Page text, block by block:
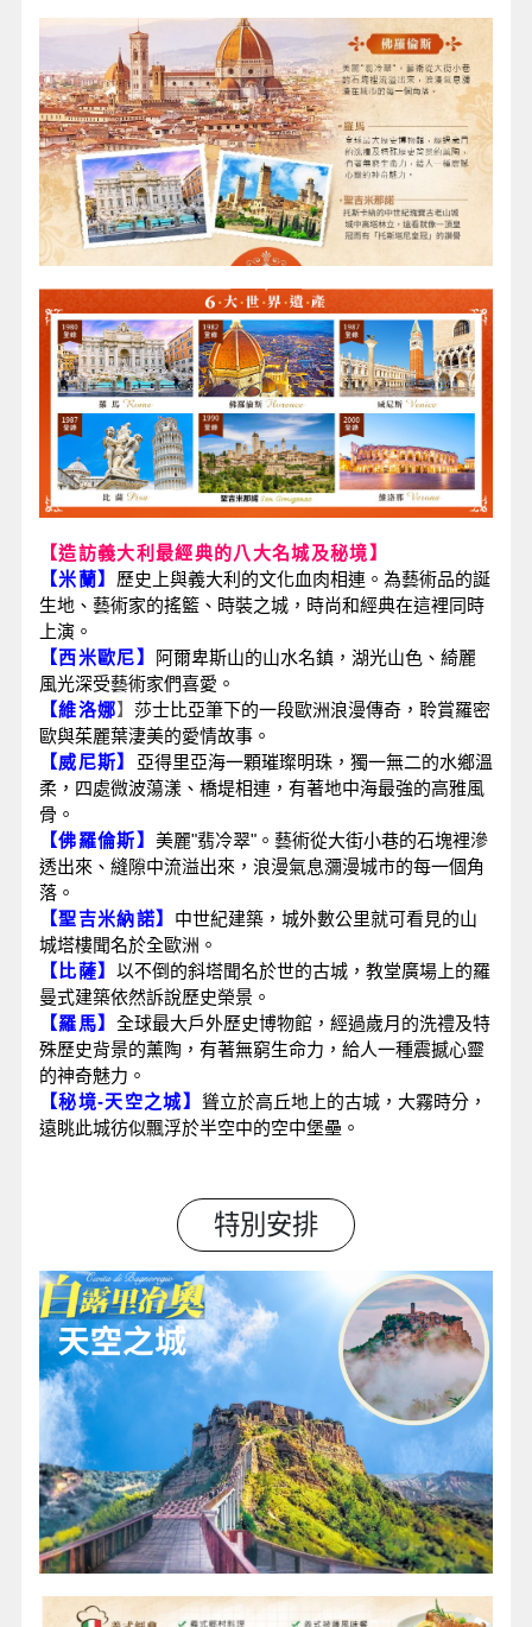
【造訪義大利最經典的八大名城及秘境】
【米蘭】 歷史上與義大利的文化血肉相連。為藝術品的誕
生地、藝術家的搖籃、時裝之城，時尚和經典在這裡同時
上演。
【西米歐尼】
阿爾卑斯山的山水名鎮，湖光山色、綺麗
風光深受藝術家們喜愛。
【維洛娜】莎士比亞筆下的一段歐洲浪漫傳奇，聆賞羅密
歐與茱麗葉淒美的愛情故事。
【威尼斯】 亞得里亞海一顆璀璨明珠，獨一無二的水鄉溫
柔，四處微波蕩漾、橋堤相連，有著地中海最強的高雅風
骨。
【佛羅倫斯】 美麗"翡冷翠"。藝術從大街小巷的石塊裡滲
透出來、縫隙中流溢出來，浪漫氣息瀰漫城市的每一個角
落。
【聖吉米納諾】 中世紀建築，城外數公里就可看見的山
城塔樓聞名於全歐洲。
【比薩】以不倒的斜塔聞名於世的古城，教堂廣場上的羅
曼式建築依然訴說歷史榮景。
【羅馬】全球最大戶外歷史博物館，經過歲月的洗禮及特
殊歷史背景的薰陶，有著無窮生命力，給人一種震撼心靈
的神奇魅力。
【秘境-天空之城】 聳立於高丘地上的古城，大霧時分，
遠眺此城彷似飄浮於半空中的空中堡壘。
特別安排